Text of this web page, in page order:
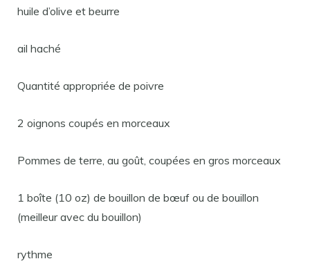
huile d’olive et beurre
ail haché
Quantité appropriée de poivre
2 oignons coupés en morceaux
Pommes de terre, au goût, coupées en gros morceaux
1 boîte (10 oz) de bouillon de bœuf ou de bouillon
(meilleur avec du bouillon)
rythme